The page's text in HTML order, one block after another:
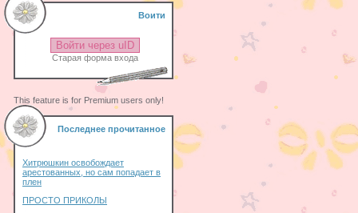
Воити
Войти через uID
Старая форма входа
This feature is for Premium users only!
Последнее прочитанное
Хитрюшкин освобождает
арестованных, но сам попадает в
плен
ПРОСТО ПРИКОЛЫ